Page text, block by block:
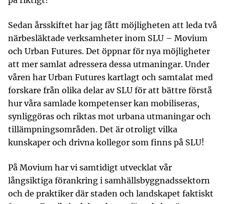
Sedan årsskiftet har jag fått möjligheten att leda två
närbesläktade verksamheter inom SLU – Movium
och Urban Futures. Det öppnar för nya möjligheter
att mer samlat adressera dessa utmaningar. Under
våren har Urban Futures kartlagt och samtalat med
forskare från olika delar av SLU för att bättre förstå
hur våra samlade kompetenser kan mobiliseras,
synliggöras och riktas mot urbana utmaningar och
tillämpningsområden. Det är otroligt vilka
kunskaper och drivna kollegor som finns på SLU!
På Movium har vi samtidigt utvecklat vår
långsiktiga förankring i samhällsbyggnadssektorn
och de praktiker där staden och landskapet faktiskt